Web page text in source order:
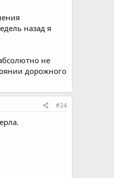
назад я
не
дорожного
#24